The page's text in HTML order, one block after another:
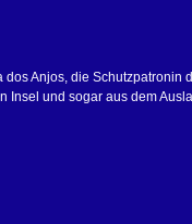
Anjos, die Schutzpatronin
Insel und sogar aus dem